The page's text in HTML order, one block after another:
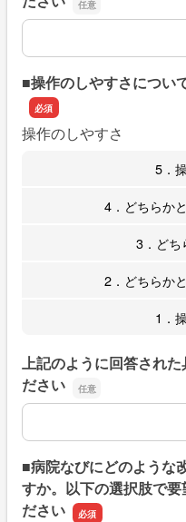
上記のように回答され
■操作のしやすさについ
操作のしやすさ
5．
4．どちらか
3．どち
2．どちらか
1．
上記のように回答され
ださい
上記のように回答され
■病院なびにどのような
すか。以下の選択肢で
ださい